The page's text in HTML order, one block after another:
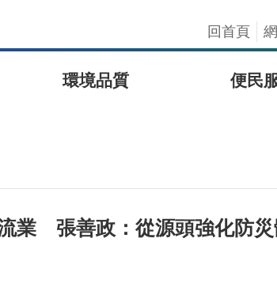
回首頁
環境品質 便民
業 張善政：從源頭強化防災